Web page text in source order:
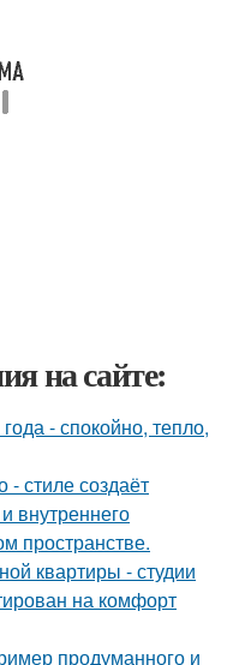
на сайте:
- спокойно, тепло,
- стиле создаёт
внутреннего
пространстве.
квартиры - студии
на комфорт
продуманного и